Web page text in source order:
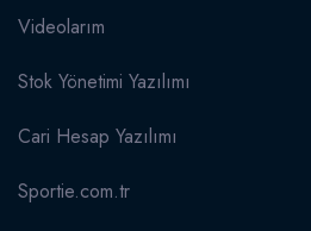
Videolarım
Stok Yönetimi Yazılımı
Cari Hesap Yazılımı
Sportie.com.tr